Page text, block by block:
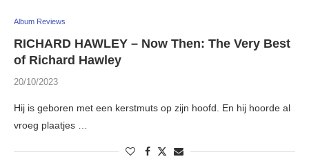
Album Reviews
RICHARD HAWLEY – Now Then: The Very Best
of Richard Hawley
20/10/2023
Hij is geboren met een kerstmuts op zijn hoofd. En hij hoorde al
vroeg plaatjes …